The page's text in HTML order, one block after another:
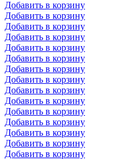
Добавить в корзину
Добавить в корзину
Добавить в корзину
Добавить в корзину
Добавить в корзину
Добавить в корзину
Добавить в корзину
Добавить в корзину
Добавить в корзину
Добавить в корзину
Добавить в корзину
Добавить в корзину
Добавить в корзину
Добавить в корзину
Добавить в корзину